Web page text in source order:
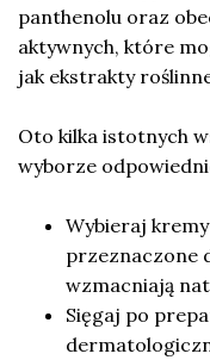
panthenolu oraz
aktywnych, które
jak ekstrakty
Oto kilka istotnych
wyborze
Wybieraj
przeznaczone
wzmacniają
Sięgaj po